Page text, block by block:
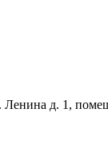
д. 1,